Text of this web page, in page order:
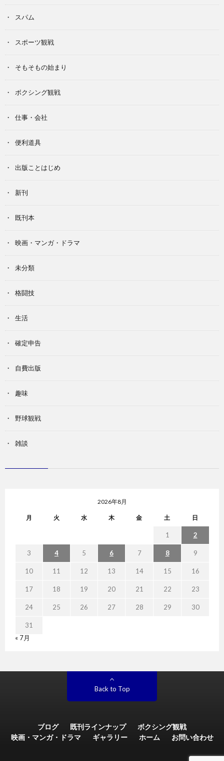
スパム
スポーツ観戦
そもそもの始まり
ボクシング観戦
仕事・会社
便利道具
出版ことはじめ
新刊
既刊本
映画・マンガ・ドラマ
未分類
格闘技
生活
確定申告
自費出版
趣味
野球観戦
雑談
2026年8月
月 火 水 木 金 土 日
1 2
3 4 5 6 7 8 9
10 11 12 13 14 15 16
17 18 19 20 21 22 23
24 25 26 27 28 29 30
31
« 7月
Back to Top
ブログ 既刊ラインナップ
ボクシング観戦
映画・マンガ・ドラマ
ギャラリー ホーム お問い合わせ